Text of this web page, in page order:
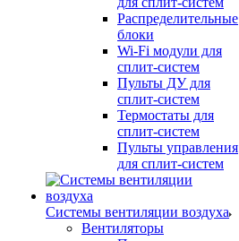
Распределительные
блоки
Wi-Fi модули для
сплит-систем
Пульты ДУ для
сплит-систем
Термостаты для
сплит-систем
Пульты управления
для сплит-систем
Системы вентиляции воздуха
Вентиляторы